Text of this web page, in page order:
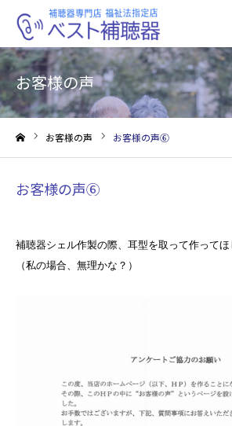
お客様の声
お客様の声 お客様の声⑥
お客様の声⑥
補聴器シェル作製の際、耳型を取って作ってほ
（私の場合、無理かな？）